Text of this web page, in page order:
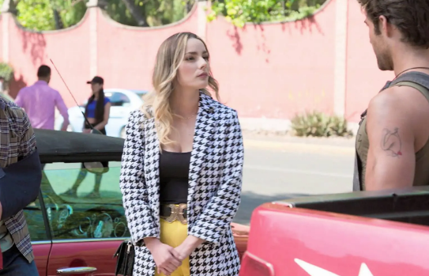
se arrepiente de sus comentarios inapropiados a
en el taller y se acerca hasta la mansión de los
para pedir disculpas a la joven.Admite que le gastó
y reconoce que fue de mal gusto.
Doménica se
distante y fría con él.Damián es demasiado impulsivo
con ella y eso descuadra a la hermana de Carlota,
educada que no está acostumbrada a recibir halagos
por parte de un hombre.